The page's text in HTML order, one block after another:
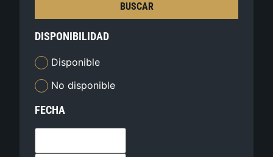
BUSCAR
DISPONIBILIDAD
Disponible
No disponible
FECHA